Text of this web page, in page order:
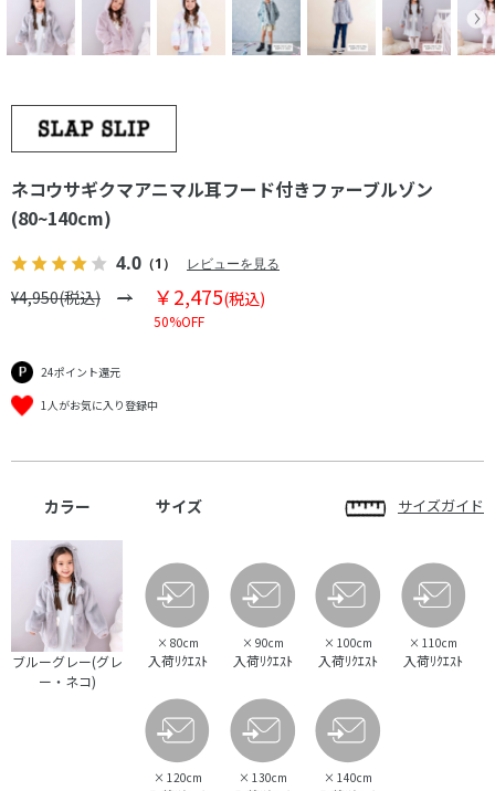
ネコウサギクマアニマル耳フード付きファーブルゾン
(80~140cm)
4.0 （1） レビューを見る
¥4,950(税込) ￥2,475(税込)
50%OFF
24ポイント還元
1人がお気に入り登録中
カラー サイズ サイズガイド
ブルーグレー(グレ
ー・ネコ)
× 80cm
入荷ﾘｸｴｽﾄ
× 90cm
入荷ﾘｸｴｽﾄ
× 100cm
入荷ﾘｸｴｽﾄ
× 110cm
入荷ﾘｸｴｽﾄ
× 120cm × 130cm × 140cm